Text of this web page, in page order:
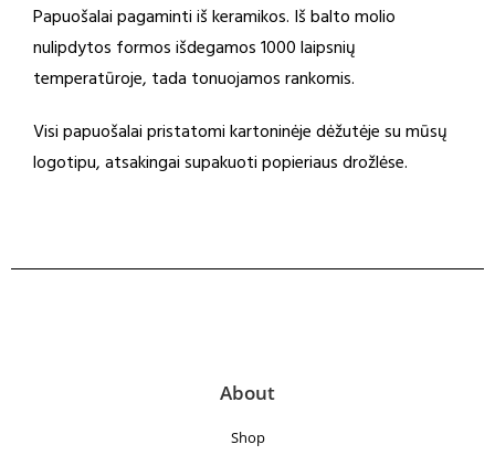
Papuošalai pagaminti iš keramikos. Iš balto molio
nulipdytos formos išdegamos 1000 laipsnių
temperatūroje, tada tonuojamos rankomis.
Visi papuošalai pristatomi kartoninėje dėžutėje su mūsų
logotipu, atsakingai supakuoti popieriaus drožlėse.
About
Shop